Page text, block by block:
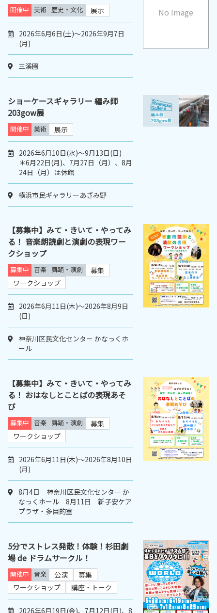
No Image
開催中 美術 歴史・文化 展示
2026年6月6日(土)～2026年9月7日
(月)
三溪園
ショーケースギャラリー 編み師
203gow展
開催中 美術 展示
2026年6月10日(水)～9月13日(日)
＊6月22日(月)、7月27日（月）、8月
24日（月）は休館
横浜市民ギャラリーあざみ野
【募集中】みて・きいて・やってみ
る！ 音楽朗読劇と演劇の表現ワー
クショップ
募集中 音楽 舞踊・演劇
募集
ワークショップ
2026年6月11日(木)～2026年8月9日
(日)
神奈川区民文化センター かなっくホ
ール
【募集中】みて・きいて・やってみ
る！ おはなしとことばの表現あそ
び
募集中 音楽 舞踊・演劇
募集
ワークショップ
2026年6月11日(木)～2026年8月10日
(月)
8月4日 神奈川区民文化センター か
なっくホール 8月11日 新子安ケア
プラザ・多目的室
5分でストレス発散！体験！杉田劇
場 de ドラムサークル！
開催中 音楽 公演
募集
ワークショップ
講座・トーク
2026年6月19日(金)、7月12日(日)、8